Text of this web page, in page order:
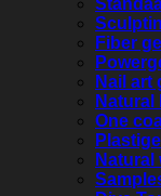
Fiber
Nail art
Natural
One
Plastigel
Natural